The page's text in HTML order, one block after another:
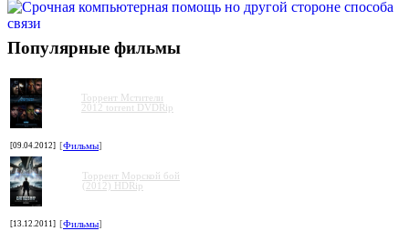
Популярные фильмы
Торрент Мстители
2012 torrent DVDRip
[09.04.2012] [Фильмы]
Торрент Морской бой
(2012) HDRip
[13.12.2011] [Фильмы]